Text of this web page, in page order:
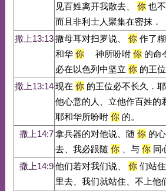
见百姓离开我散去、
你也不
而且非利士人聚集在密抹．
撒上13:13撒母耳对扫罗说、 你作了
和华 你神所吩咐 你的命
必在以色列中坚立 你的王位
撒上13:14现在 你的王位必不长久．
他心意的人、立他作百姓的
耶和华所吩咐 你的。
撒上14:7拿兵器的对他说、随 你的心
去、我必跟随 你、与 你同
撒上14:9他们若对我们说、 你们站住
里去、我们就站住、不上他